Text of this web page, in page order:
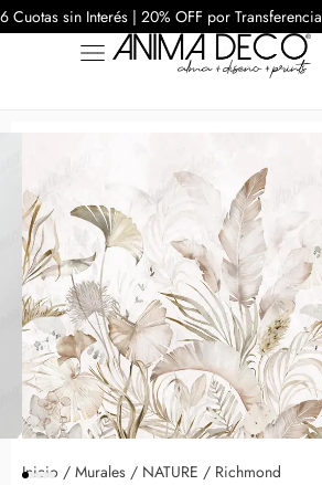
6 Cuotas sin Interés | 20% OFF por Transferencia
Inicio / Murales / NATURE / Richmond